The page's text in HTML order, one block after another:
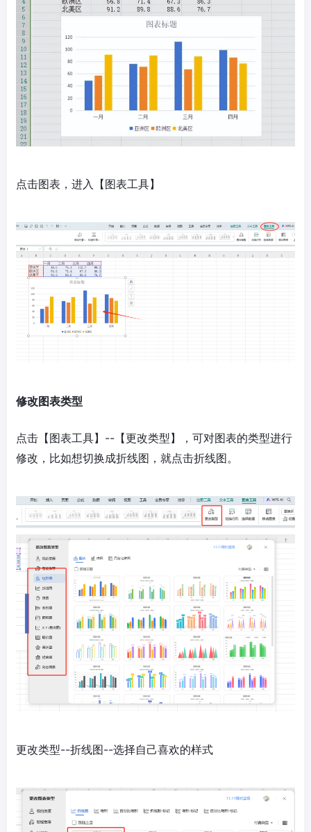
点击图表，进入【图表工具】
修改图表类型
点击【图表工具】--【更改类型】，可对图表的类型进行
修改，比如想切换成折线图，就点击折线图。
更改类型--折线图--选择自己喜欢的样式